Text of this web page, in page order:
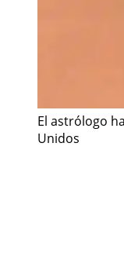
El astrólogo
Unidos